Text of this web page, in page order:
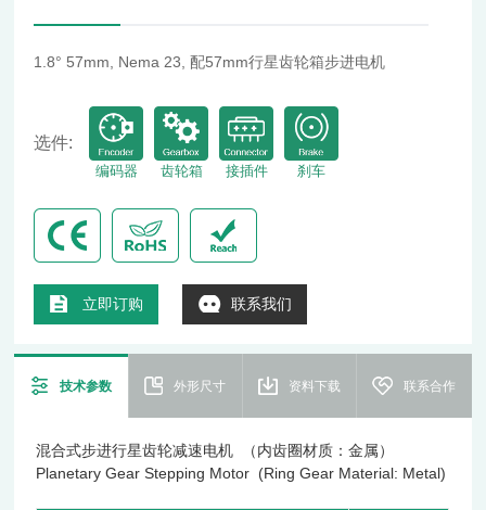
1.8° 57mm, Nema 23, 配57mm行星齿轮箱步进电机
选件:
编码器 齿轮箱 接插件 刹车
立即订购 联系我们
技术参数 外形尺寸 资料下载 联系合作
混合式步进行星齿轮减速电机 （内齿圈材质：金属）
Planetary Gear Stepping Motor (Ring Gear Material: Metal)